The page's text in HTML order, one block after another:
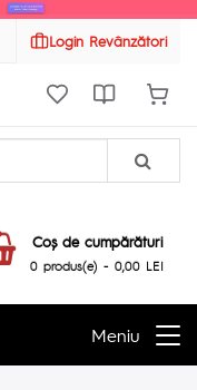
Login Revânzători
Coş de cumpărături
0 produs(e) - 0,00 LEI
Meniu